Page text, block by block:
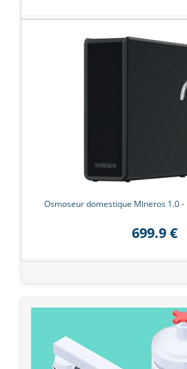
Osmoseur domestique Mineros 1.0 -
699.9 €